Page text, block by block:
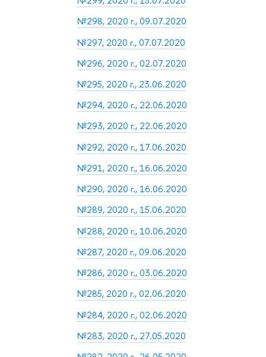
№298, 2020 г., 09.07.2020
№297, 2020 г., 07.07.2020
№296, 2020 г., 02.07.2020
№295, 2020 г., 23.06.2020
№294, 2020 г., 22.06.2020
№293, 2020 г., 22.06.2020
№292, 2020 г., 17.06.2020
№291, 2020 г., 16.06.2020
№290, 2020 г., 16.06.2020
№289, 2020 г., 15.06.2020
№288, 2020 г., 10.06.2020
№287, 2020 г., 09.06.2020
№286, 2020 г., 03.06.2020
№285, 2020 г., 02.06.2020
№284, 2020 г., 02.06.2020
№283, 2020 г., 27.05.2020